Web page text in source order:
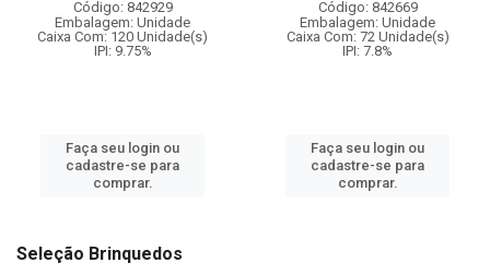
Código: 842929
Embalagem: Unidade
Caixa Com: 120 Unidade(s)
IPI: 9.75%
Faça seu login ou
cadastre-se para
comprar.
Código: 842669
Embalagem: Unidade
Caixa Com: 72 Unidade(s)
IPI: 7.8%
Faça seu login ou
cadastre-se para
comprar.
Seleção Brinquedos